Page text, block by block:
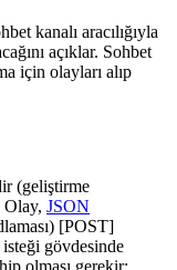
kanalı aracılığıyla
açıklar. Sohbet
için olayları alıp
(geliştirme
Olay, JSON
[POST]
isteği gövdesinde
olması gerekir: